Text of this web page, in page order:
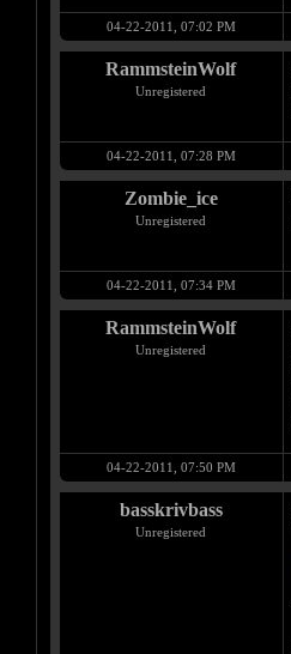
04-22-2011, 07:02 PM
RammsteinWolf
Unregistered
04-22-2011, 07:28 PM
Zombie_ice
Unregistered
04-22-2011, 07:34 PM
RammsteinWolf
Unregistered
04-22-2011, 07:50 PM
basskrivbass
Unregistered